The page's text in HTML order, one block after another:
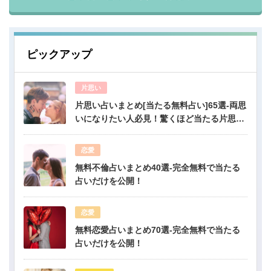
ピックアップ
片思い
片思い占いまとめ[当たる無料占い]65選-両思
いになりたい人必見！驚くほど当たる片思い
恋愛
無料不倫占いまとめ40選-完全無料で当たる
占いだけを公開！
恋愛
無料恋愛占いまとめ70選-完全無料で当たる
占いだけを公開！